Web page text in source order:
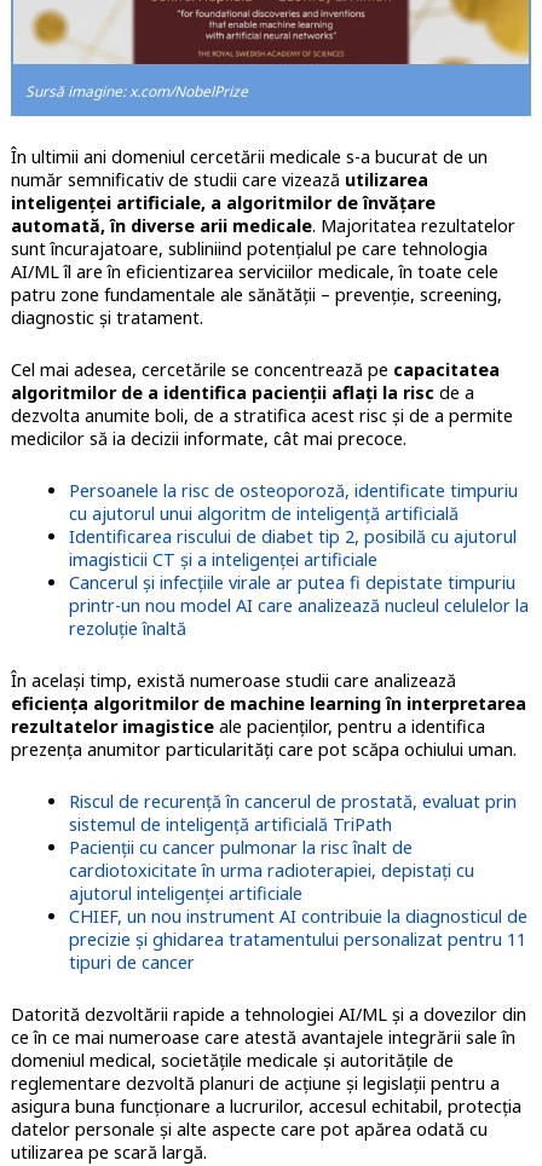
Sursă imagine: x.com/NobelPrize
În ultimii ani domeniul cercetării medicale s-a bucurat de un
număr semnificativ de studii care vizează utilizarea
inteligenței artificiale, a algoritmilor de învățare
automată, în diverse arii medicale. Majoritatea rezultatelor
sunt încurajatoare, subliniind potențialul pe care tehnologia
AI/ML îl are în eficientizarea serviciilor medicale, în toate cele
patru zone fundamentale ale sănătății – prevenție, screening,
diagnostic și tratament.
Cel mai adesea, cercetările se concentrează pe capacitatea
algoritmilor de a identifica pacienții aflați la risc de a
dezvolta anumite boli, de a stratifica acest risc și de a permite
medicilor să ia decizii informate, cât mai precoce.
Persoanele la risc de osteoporoză, identificate timpuriu
cu ajutorul unui algoritm de inteligență artificială
Identificarea riscului de diabet tip 2, posibilă cu ajutorul
imagisticii CT și a inteligenței artificiale
Cancerul și infecțiile virale ar putea fi depistate timpuriu
printr-un nou model AI care analizează nucleul celulelor la
rezoluție înaltă
În același timp, există numeroase studii care analizează
eficiența algoritmilor de machine learning în interpretarea
rezultatelor imagisticeale pacienților, pentru a identifica
prezența anumitor particularități care pot scăpa ochiului uman.
Riscul de recurență în cancerul de prostată, evaluat prin
sistemul de inteligență artificială TriPath
Pacienții cu cancer pulmonar la risc înalt de
cardiotoxicitate în urma radioterapiei, depistați cu
ajutorul inteligenței artificiale
CHIEF, un nou instrument AI contribuie la diagnosticul de
precizie și ghidarea tratamentului personalizat pentru 11
tipuri de cancer
Datorită dezvoltării rapide a tehnologiei AI/ML și a dovezilor din
ce în ce mai numeroase care atestă avantajele integrării sale în
domeniul medical, societățile medicale și autoritățile de
reglementare dezvoltă planuri de acțiune și legislații pentru a
asigura buna funcționare a lucrurilor, accesul echitabil, protecția
datelor personale și alte aspecte care pot apărea odată cu
utilizarea pe scară largă.